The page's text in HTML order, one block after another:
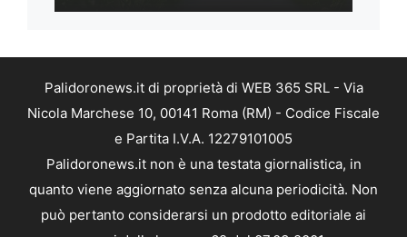
Palidoronews.it di proprietà di WEB 365 SRL - Via
Nicola Marchese 10, 00141 Roma (RM) - Codice Fiscale
e Partita I.V.A. 12279101005
Palidoronews.it non è una testata giornalistica, in
quanto viene aggiornato senza alcuna periodicità. Non
può pertanto considerarsi un prodotto editoriale ai